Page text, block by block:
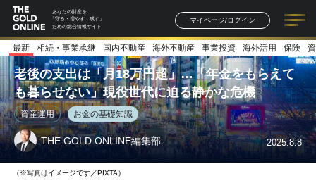
あなたの財産を
「守る・増やす・残す」
ための総合情報サイト
マイページ/ログイン
記事一覧 連載一覧
著者一覧 書籍一覧
最新 相続・事業承継 国内不動産 海外不動産 事業投資 海外活用 保険
老後の支出は「月18万円超」…「年金をもらえて
も暮らせない」現役世代に迫る静かな危機
資産運用 お金の基礎知識
THE GOLD ONLINE編集部 2025.8.8
（※写真はイメージです／PIXTA）